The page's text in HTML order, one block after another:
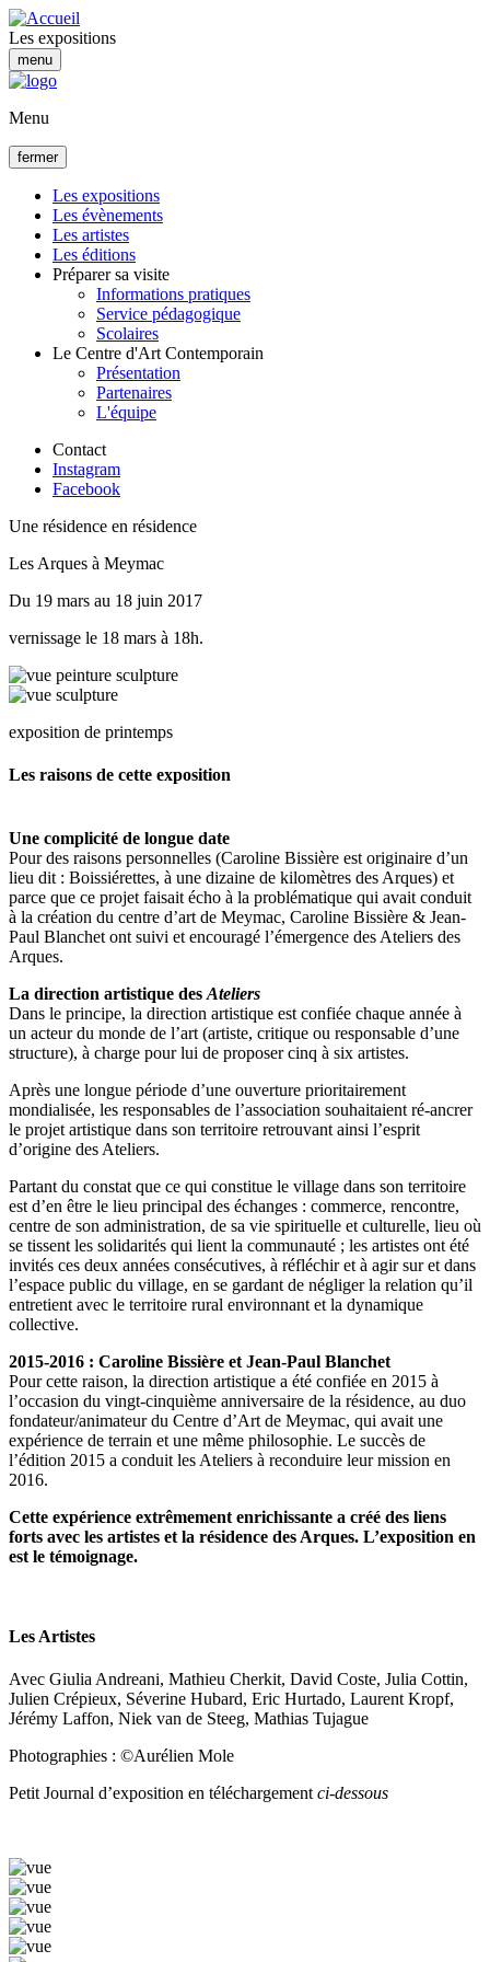
Aller
au
contenu
principal
Les expositions
menu
Menu
fermer
Navigation
principale
Les expositions
Les évènements
Les artistes
Les éditions
Préparer sa visite
Informations pratiques
Service pédagogique
Scolaires
Le Centre d'Art Contemporain
Présentation
Partenaires
L'équipe
Contact
Instagram
Facebook
Une résidence en résidence
Les Arques à Meymac
Du 19 mars au 18 juin 2017
vernissage le 18 mars à 18h.
exposition de printemps
Les raisons de cette exposition
Une complicité de longue date
Pour des raisons personnelles (Caroline Bissière est originaire d’un
lieu dit : Boissiérettes, à une dizaine de kilomètres des Arques) et
parce que ce projet faisait écho à la problématique qui avait conduit
à la création du centre d’art de Meymac, Caroline Bissière & Jean-
Paul Blanchet ont suivi et encouragé l’émergence des Ateliers des
Arques.
La direction artistique des Ateliers
Dans le principe, la direction artistique est confiée chaque année à
un acteur du monde de l’art (artiste, critique ou responsable d’une
structure), à charge pour lui de proposer cinq à six artistes.
Après une longue période d’une ouverture prioritairement
mondialisée, les responsables de l’association souhaitaient ré-ancrer
le projet artistique dans son territoire retrouvant ainsi l’esprit
d’origine des Ateliers.
Partant du constat que ce qui constitue le village dans son territoire
est d’en être le lieu principal des échanges : commerce, rencontre,
centre de son administration, de sa vie spirituelle et culturelle, lieu où
se tissent les solidarités qui lient la communauté ; les artistes ont été
invités ces deux années consécutives, à réfléchir et à agir sur et dans
l’espace public du village, en se gardant de négliger la relation qu’il
entretient avec le territoire rural environnant et la dynamique
collective.
2015-2016 : Caroline Bissière et Jean-Paul Blanchet
Pour cette raison, la direction artistique a été confiée en 2015 à
l’occasion du vingt-cinquième anniversaire de la résidence, au duo
fondateur/animateur du Centre d’Art de Meymac, qui avait une
expérience de terrain et une même philosophie. Le succès de
l’édition 2015 a conduit les Ateliers à reconduire leur mission en
2016.
Cette expérience extrêmement enrichissante a créé des liens
forts avec les artistes et la résidence des Arques. L’exposition en
est le témoignage.
Les Artistes
Avec Giulia Andreani, Mathieu Cherkit, David Coste, Julia Cottin,
Julien Crépieux, Séverine Hubard, Eric Hurtado, Laurent Kropf,
Jérémy Laffon, Niek van de Steeg, Mathias Tujague
Photographies : ©Aurélien Mole
Petit Journal d’exposition en téléchargement ci-dessous